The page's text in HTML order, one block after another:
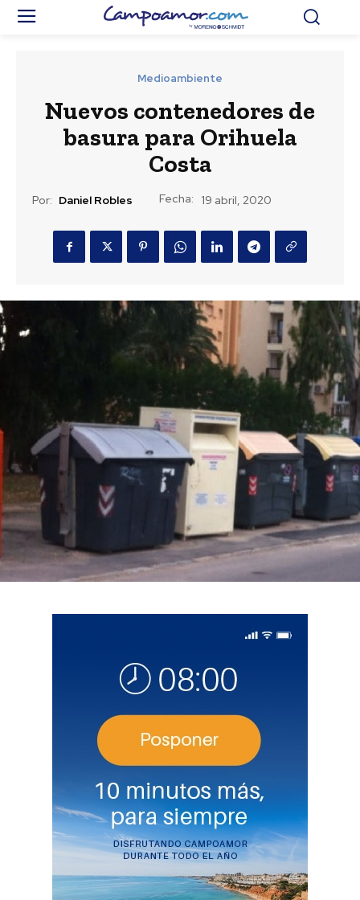
Medioambiente
Nuevos contenedores de
basura para Orihuela
Costa
Por: Daniel Robles Fecha: 19 abril, 2020